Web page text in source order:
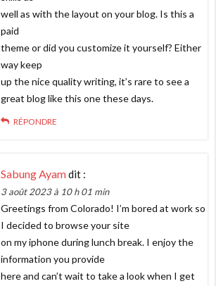
well as with the layout on your blog. Is this a
paid
theme or did you customize it yourself? Either
way keep
up the nice quality writing, it’s rare to see a
great blog like this one these days.
RÉPONDRE
Sabung Ayamdit :
3 août 2023 à 10 h 01 min
Greetings from Colorado! I’m bored at work so
I decided to browse your site
on my iphone during lunch break. I enjoy the
information you provide
here and can’t wait to take a look when I get